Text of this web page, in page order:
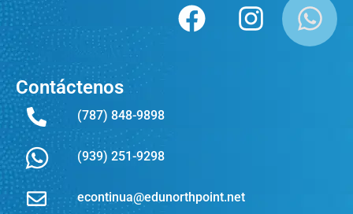
Contáctenos
(787) 848-9898
(939) 251-9298
econtinua@edunorthpoint.net